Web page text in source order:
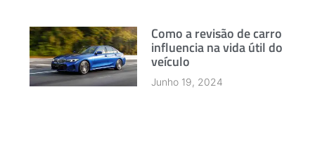
Como a revisão de carro
influencia na vida útil do
veículo
Junho 19, 2024